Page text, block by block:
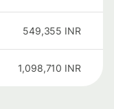
549,355 INR
1,098,710 INR